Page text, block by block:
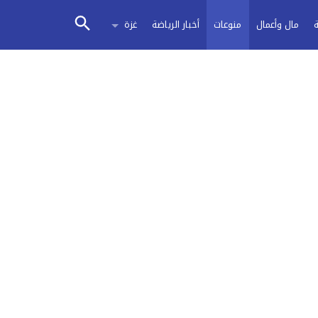
مال وأعمال منوعات أخبار الرياضة غزة